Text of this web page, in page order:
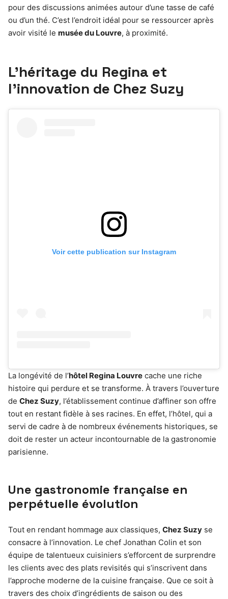
pour des discussions animées autour d’une tasse de café
ou d’un thé. C’est l’endroit idéal pour se ressourcer après
avoir visité le musée du Louvre, à proximité.
L’héritage du Regina et
l’innovation de Chez Suzy
Voir cette publication sur Instagram
La longévité de l’hôtel Regina Louvre cache une riche
histoire qui perdure et se transforme. À travers l’ouverture
de Chez Suzy, l’établissement continue d’affiner son offre
tout en restant fidèle à ses racines. En effet, l’hôtel, qui a
servi de cadre à de nombreux événements historiques, se
doit de rester un acteur incontournable de la gastronomie
parisienne.
Une gastronomie française en
perpétuelle évolution
Tout en rendant hommage aux classiques, Chez Suzy se
consacre à l’innovation. Le chef Jonathan Colin et son
équipe de talentueux cuisiniers s’efforcent de surprendre
les clients avec des plats revisités qui s’inscrivent dans
l’approche moderne de la cuisine française. Que ce soit à
travers des choix d’ingrédients de saison ou des